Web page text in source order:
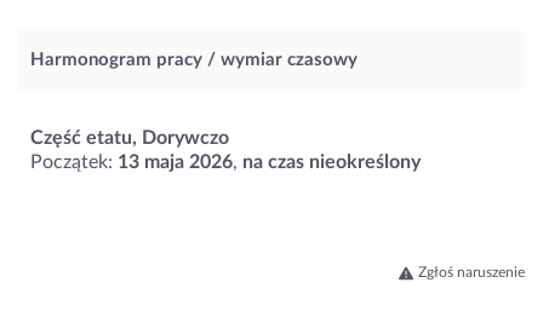
Harmonogram pracy / wymiar czasowy
Część etatu, Dorywczo
Początek: 13 maja 2026, na czas nieokreślony
Zgłoś naruszenie